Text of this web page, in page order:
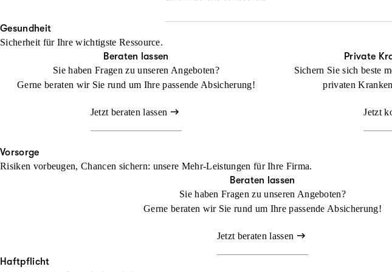
Beraten lassen
Jetzt konfigurieren Beraten lassen
Gesundheit
Sicherheit für Ihre wichtigste Ressource.
Beraten lassen
Sie haben Fragen zu unseren Angeboten?
Gerne beraten wir Sie rund um Ihre passende Absicherung!
Jetzt beraten lassen
Private
Sichern Sie sich beste
privaten
Jetzt
Vorsorge
Risiken vorbeugen, Chancen sichern: unsere Mehr-Leistungen für Ihre Firma.
Beraten lassen
Sie haben Fragen zu unseren Angeboten?
Gerne beraten wir Sie rund um Ihre passende Absicherung!
Jetzt beraten lassen
Haftpflicht